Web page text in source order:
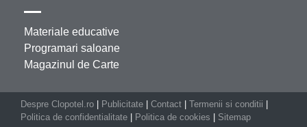
Materiale educative
Programari saloane
Magazinul de Carte
Despre Clopotel.ro Publicitate Contact Termenii si conditii
Politica de confidentialitate
Politica de cookies Sitemap